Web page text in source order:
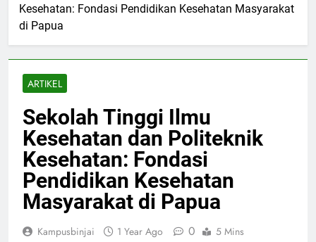
Kesehatan: Fondasi Pendidikan Kesehatan Masyarakat
di Papua
ARTIKEL
Sekolah Tinggi Ilmu
Kesehatan dan Politeknik
Kesehatan: Fondasi
Pendidikan Kesehatan
Masyarakat di Papua
Kampusbinjai 1 Year Ago 0 5 Mins